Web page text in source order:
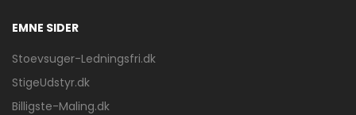
EMNE SIDER
Stoevsuger-Ledningsfri.dk
StigeUdstyr.dk
Billigste-Maling.dk